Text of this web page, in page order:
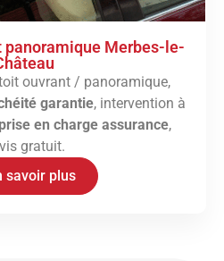
Merbes-le-
ouvrant / panoramique,
garantie, intervention à
prise en charge assurance,
gratuit.
savoir plus